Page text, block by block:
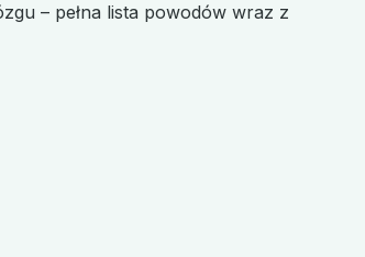
– pełna lista powodów wraz z